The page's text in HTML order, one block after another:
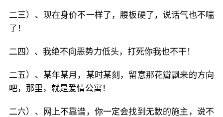
二三）、现在身价不一样了，腰板硬了，说话气也不喘
了！
二四）、我绝不向恶势力低头，打死你我也不干！
二五）、某年某月，某时某刻，留意那花瓣飘来的方向
吧，那里，就是爱情公寓！
二六）、网上不靠谱，你一定会找到无数的施主，说不